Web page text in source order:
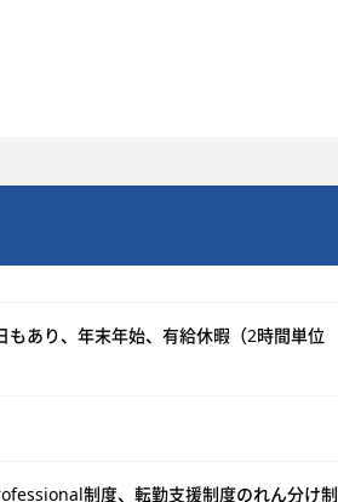
あり、年末年始、有給休暇（2時間単位
制度、転勤支援制度のれん分け制